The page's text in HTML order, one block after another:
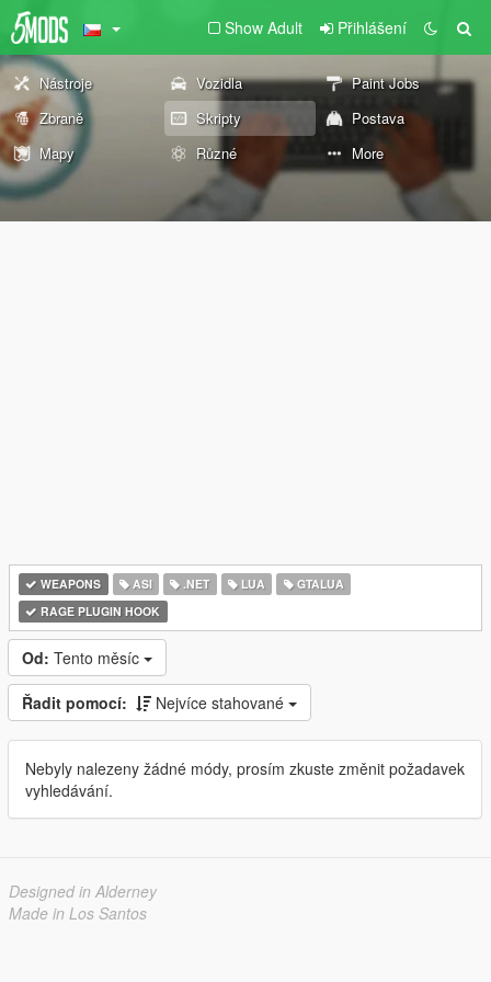
Show Adult Přihlášení
Nástroje Vozidla
Paint Jobs
Zbraně
Skripty
Postava
Mapy
Různé More
WEAPONS ASI .NET LUA
GTALUA
RAGE PLUGIN HOOK
Od: Tento měsíc
Řadit pomocí: Nejvíce stahované
Nebyly nalezeny žádné módy, prosím zkuste změnit požadavek
vyhledávání.
Designed in Alderney
Made in Los Santos